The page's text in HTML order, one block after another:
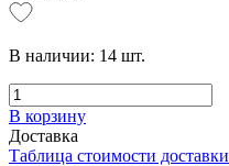
В наличии: 14 шт.
В корзину
Доставка
Таблица стоимости доставки